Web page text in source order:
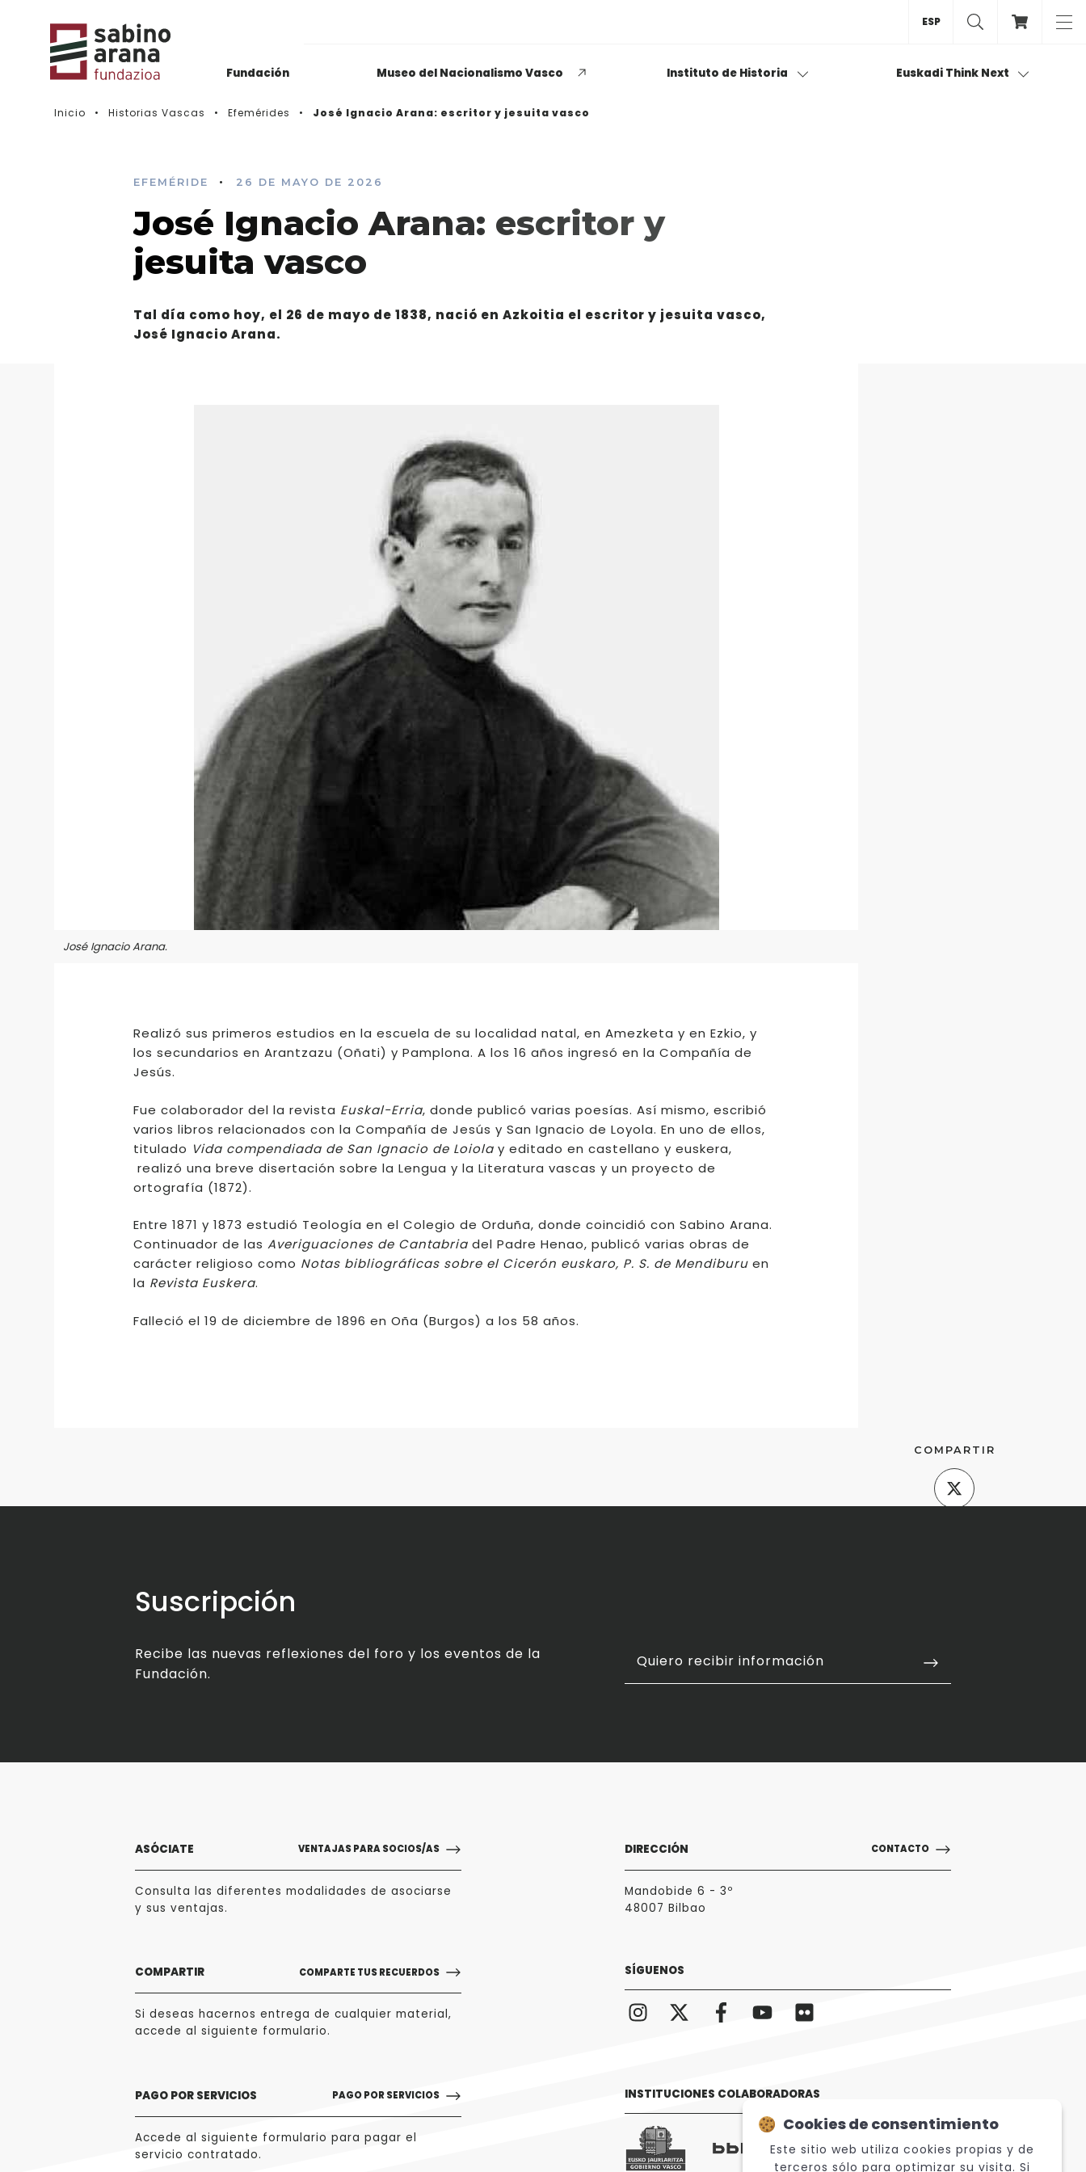
Fundación Museo del Nacionalismo Vasco Instituto de Historia
Biblioteca & Hemeroteca
Euskadi Think Next
Histórico de convocatorias
Opiniones dispares
LEER MÁS
ESP
Inicio Historias Vascas Efemérides José Ignacio Arana: escritor y jesuita vasco
EFEMÉRIDE • 26 DE MAYO DE 2026
José Ignacio Arana: escritor y
jesuita vasco
Tal día como hoy, el 26 de mayo de 1838, nació en Azkoitia el escritor y jesuita vasco,
José Ignacio Arana.
José Ignacio Arana.
Realizó sus primeros estudios en la escuela de su localidad natal, en Amezketa y en Ezkio, y
los secundarios en Arantzazu (Oñati) y Pamplona. A los 16 años ingresó en la Compañía de
Jesús.
Fue colaborador del la revista Euskal-Erria, donde publicó varias poesías. Así mismo, escribió
varios libros relacionados con la Compañía de Jesús y San Ignacio de Loyola. En uno de ellos,
titulado Vida compendiada de San Ignacio de Loiolay editado en castellano y euskera,
realizó una breve disertación sobre la Lengua y la Literatura vascas y un proyecto de
ortografía (1872).
Entre 1871 y 1873 estudió Teología en el Colegio de Orduña, donde coincidió con Sabino Arana.
Continuador de las Averiguaciones de Cantabriadel Padre Henao, publicó varias obras de
carácter religioso como Notas bibliográficas sobre el Cicerón euskaro, P. S. de Mendiburu en
la Revista Euskera.
Falleció el 19 de diciembre de 1896 en Oña (Burgos) a los 58 años.
COMPARTIR
Suscripción
Recibe las nuevas reflexiones del foro y los eventos de la
Fundación.
Quiero recibir información
ASÓCIATE VENTAJAS PARA SOCIOS/AS
Consulta las diferentes modalidades de asociarse
y sus ventajas.
COMPARTIR COMPARTE TUS RECUERDOS
Si deseas hacernos entrega de cualquier material,
accede al siguiente formulario.
PAGO POR SERVICIOS PAGO POR SERVICIOS
Accede al siguiente formulario para pagar el
servicio contratado.
DIRECCIÓN CONTACTO
Mandobide 6 - 3º
48007 Bilbao
SÍGUENOS
INSTITUCIONES COLABORADORAS
Cookies de consentimiento
Este sitio web utiliza cookies propias y de
terceros sólo para optimizar su visita. Si